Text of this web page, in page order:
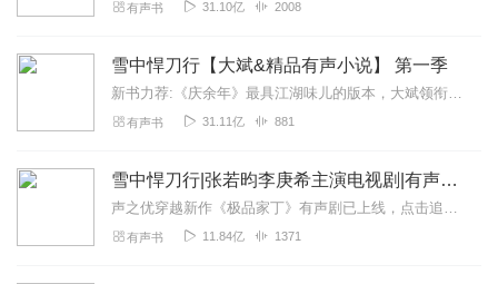
有声书 31.10亿 2008
雪中悍刀行【大斌&精品有声小说】 第一季
新书力荐:《庆余年》最具江湖味儿的版本，大斌领衔播讲点击进入【内容简介】有个白狐儿脸，佩双刀绣冬春雷，要做那天下第一。湖底有白发老魁爱吃荤。缺门牙老仆背剑匣。山...
有声书 31.11亿 881
雪中悍刀行|张若昀李庚希主演电视剧|有声剧|声之优|经典武侠
声之优穿越新作《极品家丁》有声剧已上线，点击追听烽火戏诸侯开创奇幻武侠新世界，再创高峰！一个庙堂权争刀剑交错的时代一个暗潮涌动粉墨登场的江湖北凉草包世子横空逆袭...
有声书 11.84亿 1371